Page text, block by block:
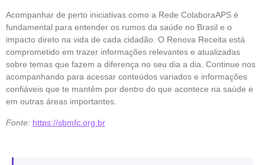
Acompanhar de perto iniciativas como a Rede ColaboraAPS é
fundamental para entender os rumos da saúde no Brasil e o
impacto direto na vida de cada cidadão. O Renova Receita está
comprometido em trazer informações relevantes e atualizadas
sobre temas que fazem a diferença no seu dia a dia. Continue nos
acompanhando para acessar conteúdos variados e informações
confiáveis que te mantêm por dentro do que acontece na saúde e
em outras áreas importantes.
Fonte: https://sbmfc.org.br